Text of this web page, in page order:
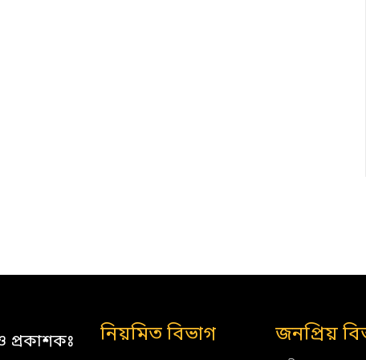
প্রকাশকঃ নিয়মিত বিভাগ জনপ্রিয়